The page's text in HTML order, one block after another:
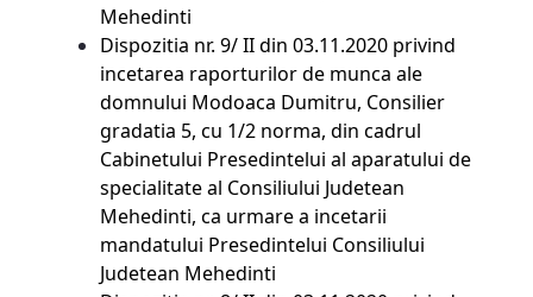
Mehedinti
Dispozitia nr. 9/ II din 03.11.2020 privind
incetarea raporturilor de munca ale
domnului Modoaca Dumitru, Consilier
gradatia 5, cu 1/2 norma, din cadrul
Cabinetului Presedintelui al aparatului de
specialitate al Consiliului Judetean
Mehedinti, ca urmare a incetarii
mandatului Presedintelui Consiliului
Judetean Mehedinti